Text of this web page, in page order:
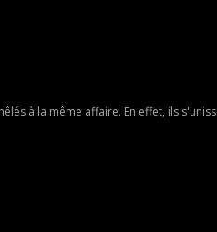
à la même affaire. En effet, ils